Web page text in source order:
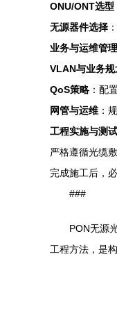
ONU/ONT选型
无源器件选择
业务与运维管
VLAN与业务规
QoS策略 ：配
网管与运维 ：
工程实施与测
严格遵循光缆
完成施工后，
###
PON无源
工程方法，是